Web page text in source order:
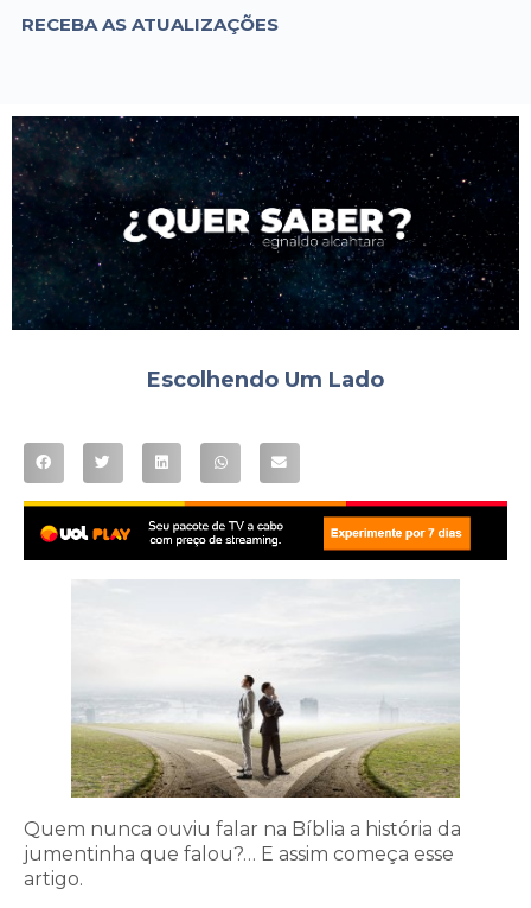
RECEBA AS ATUALIZAÇÕES
Escolhendo Um Lado
Quem nunca ouviu falar na Bíblia a história da
jumentinha que falou?… E assim começa esse
artigo.